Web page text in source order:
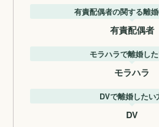
有責配偶者の関する離
有責配偶者
モラハラで離婚し
モラハラ
DVで離婚したい
DV